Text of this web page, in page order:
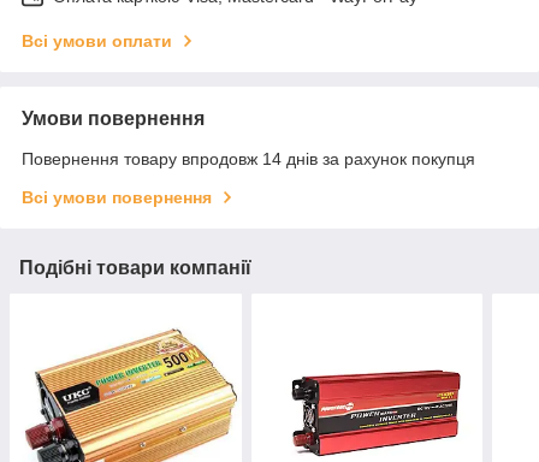
Всі умови оплати
Умови повернення
Повернення товару впродовж 14 днів за рахунок покупця
Всі умови повернення
Подібні товари компанії